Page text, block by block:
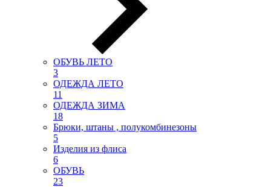
ОБУВЬ ЛЕТО
3
ОДЕЖДА ЛЕТО
11
ОДЕЖДА ЗИМА
18
Брюки, штаны , полукомбинезоны
5
Изделия из флиса
6
ОБУВЬ
23